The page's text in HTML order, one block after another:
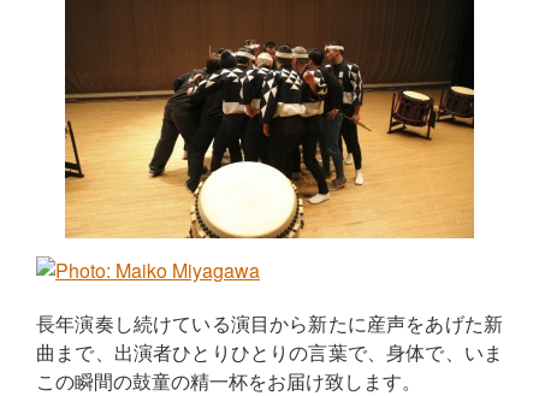
長年演奏し続けている演目から新たに産声をあげた新
曲まで、出演者ひとりひとりの言葉で、身体で、いま
この瞬間の鼓童の精一杯をお届け致します。